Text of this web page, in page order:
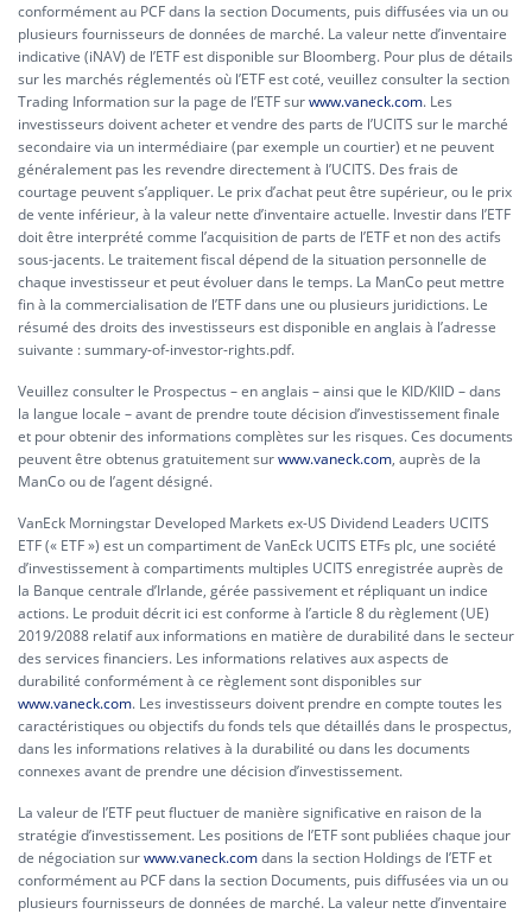
conformément au PCF dans la section Documents, puis diffusées via un ou
plusieurs fournisseurs de données de marché. La valeur nette d’inventaire
indicative (iNAV) de l’ETF est disponible sur Bloomberg. Pour plus de détails
sur les marchés réglementés où l’ETF est coté, veuillez consulter la section
Trading Information sur la page de l’ETF surwww.vaneck.com. Les
investisseurs doivent acheter et vendre des parts de l’UCITS sur le marché
secondaire via un intermédiaire (par exemple un courtier) et ne peuvent
généralement pas les revendre directement à l’UCITS. Des frais de
courtage peuvent s’appliquer. Le prix d’achat peut être supérieur, ou le prix
de vente inférieur, à la valeur nette d’inventaire actuelle. Investir dans l’ETF
doit être interprété comme l’acquisition de parts de l’ETF et non des actifs
sous-jacents. Le traitement fiscal dépend de la situation personnelle de
chaque investisseur et peut évoluer dans le temps. La ManCo peut mettre
fin à la commercialisation de l’ETF dans une ou plusieurs juridictions. Le
résumé des droits des investisseurs est disponible en anglais à l’adresse
suivante :summary-of-investor-rights.pdf.
Veuillez consulter le Prospectus – en anglais – ainsi que le KID/KIID – dans
la langue locale – avant de prendre toute décision d’investissement finale
et pour obtenir des informations complètes sur les risques. Ces documents
peuvent être obtenus gratuitement surwww.vaneck.com, auprès de la
ManCo ou de l’agent désigné.
VanEck Morningstar Developed Markets ex-US Dividend Leaders UCITS
ETF (« ETF ») est un compartiment de VanEck UCITS ETFs plc, une société
d’investissement à compartiments multiples UCITS enregistrée auprès de
la Banque centrale d’Irlande, gérée passivement et répliquant un indice
actions. Le produit décrit ici est conforme à l’article 8 du règlement (UE)
2019/2088 relatif aux informations en matière de durabilité dans le secteur
des services financiers. Les informations relatives aux aspects de
durabilité conformément à ce règlement sont disponibles sur
www.vaneck.com. Les investisseurs doivent prendre en compte toutes les
caractéristiques ou objectifs du fonds tels que détaillés dans le prospectus,
dans les informations relatives à la durabilité ou dans les documents
connexes avant de prendre une décision d’investissement.
La valeur de l’ETF peut fluctuer de manière significative en raison de la
stratégie d’investissement. Les positions de l’ETF sont publiées chaque jour
de négociation surwww.vaneck.comdans la section Holdings de l’ETF et
conformément au PCF dans la section Documents, puis diffusées via un ou
plusieurs fournisseurs de données de marché. La valeur nette d’inventaire